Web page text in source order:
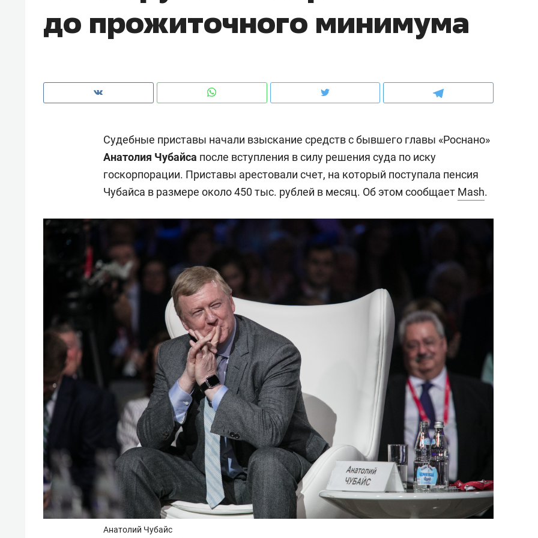
до прожиточного минимума
Судебные приставы начали взыскание средств с бывшего главы «Роснано»
Анатолия Чубайса после вступления в силу решения суда по иску
госкорпорации. Приставы арестовали счет, на который поступала пенсия
Чубайса в размере около 450 тыс. рублей в месяц. Об этом сообщает Mash.
Анатолий Чубайс
чем интересен Оман?
клиентах и чудных запросах мастеров
налогах и развитии без
Рекомендуем
Оставить шум за волной: как
строят тишину в казанском
ЖК «Заря»
Рекомендуем
Психотерапевт «Фороса»:
«Директорский невроз» –
когда человек не считает
свою сверхнагрузку
Рекомендуем
Дизайнер-прораб
с мебелью за 2
для меня это